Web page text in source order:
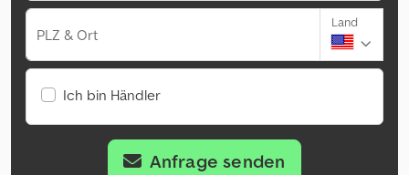
PLZ & Ort
Land
Ich bin Händler
Anfrage senden